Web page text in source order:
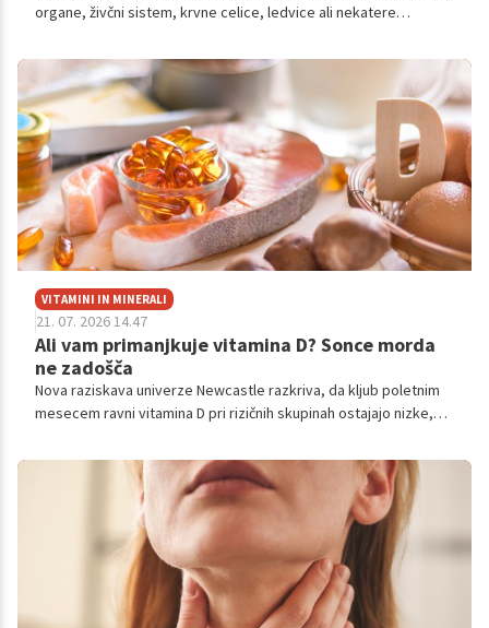
organe, živčni sistem, krvne celice, ledvice ali nekatere
ženske, čeprav se bolezen lahko pojavi tudi pri moških.
VITAMINI IN MINERALI
21. 07. 2026 14.47
Ali vam primanjkuje vitamina D? Sonce morda
ne zadošča
Nova raziskava univerze Newcastle razkriva, da kljub poletnim
mesecem ravni vitamina D pri rizičnih skupinah ostajajo nizke,